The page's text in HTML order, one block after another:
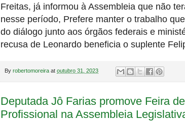
Freitas, já informou à Assembleia que não
nesse período, Prefere manter o trabalho
do diálogo junto aos órgãos federais e
recusa de Leonardo beneficia o suplente
By robertomoreira at outubro 31, 2023
Deputada Jô Farias promove Feira
Profissional na Assembleia